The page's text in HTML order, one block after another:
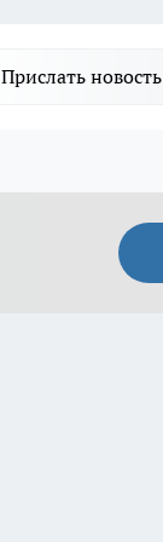
Прислать новость